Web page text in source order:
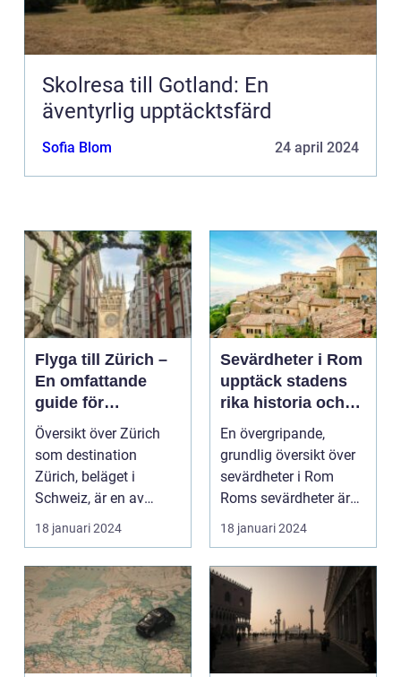
Skolresa till Gotland: En
äventyrlig upptäcktsfärd
Sofia Blom 24 april 2024
Flyga till Zürich –
En omfattande
guide för
resenärer
Översikt över Zürich
som destination
Zürich, beläget i
Schweiz, är en av
Europas mest
populära dest...
18 januari 2024
Sevärdheter i Rom
upptäck stadens
rika historia och
kulturella skatter
En övergripande,
grundlig översikt över
sevärdheter i Rom
Roms sevärdheter är
känt över hela världe...
18 januari 2024